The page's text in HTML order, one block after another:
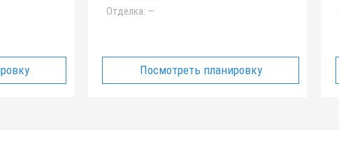
Отделка: —
Посмотреть планировку